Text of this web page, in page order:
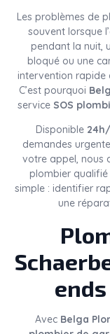
Les problèmes de
souvent lorsque
pendant la nuit,
bloqué ou une
intervention rapide
C’est pourquoi
service SOS
Disponible
demandes
votre appel, nous
plombier qualifié
simple : identifier
une
Avec Belga